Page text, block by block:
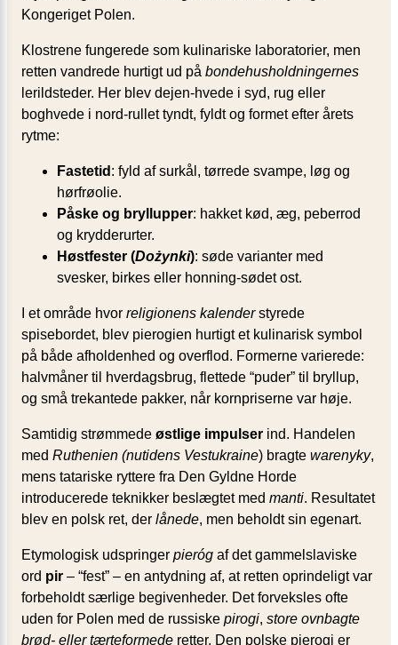
Kongeriget Polen.
Klostrene fungerede som kulinariske laboratorier, men
retten vandrede hurtigt ud på bondehusholdningernes
lerildsteder. Her blev dejen-hvede i syd, rug eller
boghvede i nord-rullet tyndt, fyldt og formet efter årets
rytme:
Fastetid : fyld af surkål, tørrede svampe, løg og
hørfrøolie.
Påske og bryllupper: hakket kød, æg, peberrod
og krydderurter.
Høstfester (Dożynki): søde varianter med
svesker, birkes eller honning-sødet ost.
I et område hvor religionens kalenderstyrede
spisebordet, blev pierogien hurtigt et kulinarisk symbol
på både afholdenhed og overflod. Formerne varierede:
halvmåner til hverdagsbrug, flettede “puder” til bryllup,
og små trekantede pakker, når kornpriserne var høje.
Samtidig strømmede østlige impulser ind. Handelen
med Ruthenien (nutidens Vestukraine) bragte warenyky,
mens tatariske ryttere fra Den Gyldne Horde
introducerede teknikker beslægtet med manti. Resultatet
blev en polsk ret, der lånede, men beholdt sin egenart.
Etymologisk udspringer pieróg af det gammelslaviske
ord pir – “fest” – en antydning af, at retten oprindeligt var
forbeholdt særlige begivenheder. Det forveksles ofte
uden for Polen med de russiske pirogi, store ovnbagte
brød- eller tærteformede retter. Den polske pierogi er